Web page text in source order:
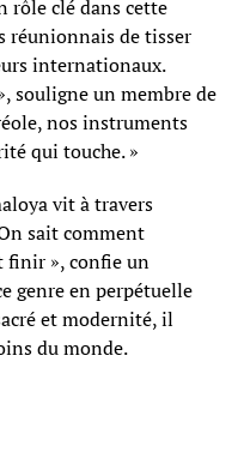
rôle clé dans cette
réunionnais de tisser
internationaux.
souligne un membre de
nos instruments
qui touche. »
vit à travers
sait comment
finir », confie un
genre en perpétuelle
et modernité, il
du monde.